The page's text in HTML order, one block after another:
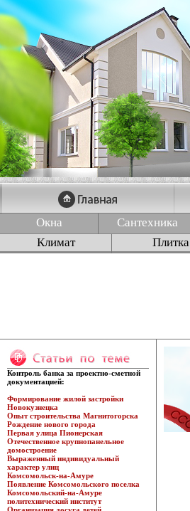
Окна Сантехника
Климат
Плитка
Контроль банка за проектно-сметной
документацией:
Формирование жилой застройки
Новокузнецка
Опыт строительства Магнитогорска
Рождение нового города
Первая улица Пионерская
Отечественное крупнопанельное
домостроение
Выраженный индивидуальный
характер улиц
Комсомольск-на-Амуре
Появление Комсомольского поселка
Комсомольский-на-Амуре
политехнический институт